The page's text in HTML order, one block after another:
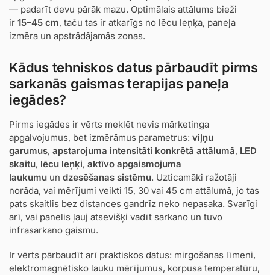
— padarīt devu pārāk mazu. Optimālais attālums bieži
ir 15–45 cm, taču tas ir atkarīgs no lēcu leņķa, paneļa
izmēra un apstrādājamās zonas.
Kādus tehniskos datus pārbaudīt pirms
sarkanās gaismas terapijas paneļa
iegādes?
Pirms iegādes ir vērts meklēt nevis mārketinga
apgalvojumus, bet izmērāmus parametrus: viļņu
garumus, apstarojuma intensitāti konkrētā attālumā, LED
skaitu, lēcu leņķi, aktīvo apgaismojuma
laukumu un dzesēšanas sistēmu. Uzticamāki ražotāji
norāda, vai mērījumi veikti 15, 30 vai 45 cm attālumā, jo tas
pats skaitlis bez distances gandrīz neko nepasaka. Svarīgi
arī, vai panelis ļauj atsevišķi vadīt sarkano un tuvo
infrasarkano gaismu.
Ir vērts pārbaudīt arī praktiskos datus: mirgošanas līmeni,
elektromagnētisko lauku mērījumus, korpusa temperatūru,